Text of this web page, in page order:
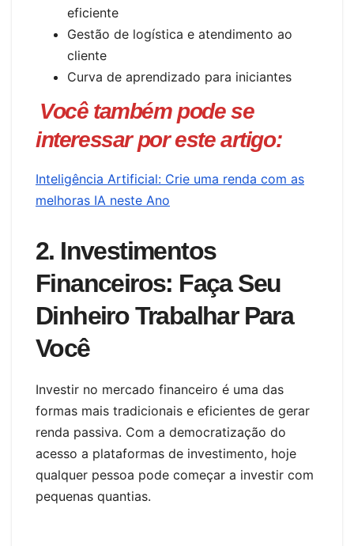
eficiente
Gestão de logística e atendimento ao
cliente
Curva de aprendizado para iniciantes
Você também pode se
interessar por este artigo:
Inteligência Artificial: Crie uma renda com as
melhoras IA neste Ano
2. Investimentos
Financeiros: Faça Seu
Dinheiro Trabalhar Para
Você
Investir no mercado financeiro é uma das
formas mais tradicionais e eficientes de gerar
renda passiva. Com a democratização do
acesso a plataformas de investimento, hoje
qualquer pessoa pode começar a investir com
pequenas quantias.